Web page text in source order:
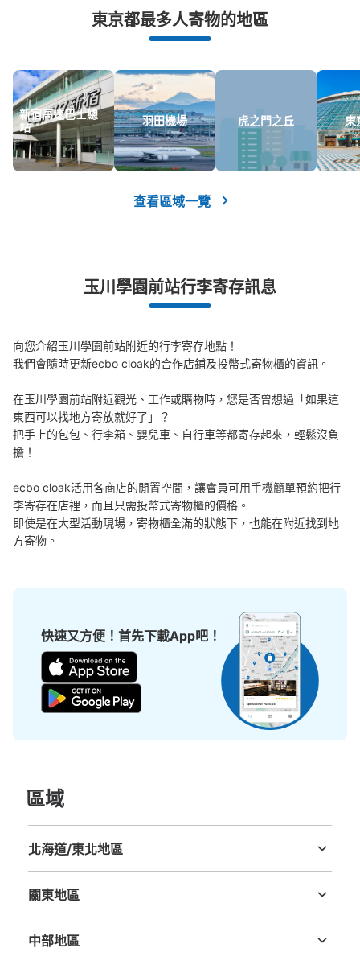
發生行李破損、被偷等狀況時安心有保障
東京都最多人寄物的地區
新宿高速巴士總
站
羽田機場 虎之門之丘 東
查看區域一覽
玉川學園前站行李寄存訊息
向您介紹玉川學園前站附近的行李寄存地點！
我們會隨時更新ecbo cloak的合作店鋪及投幣式寄物櫃的資訊。
在玉川學園前站附近觀光、工作或購物時，您是否曾想過「如果這
東西可以找地方寄放就好了」？
把手上的包包、行李箱、嬰兒車、自行車等都寄存起來，輕鬆沒負
擔！
ecbo cloak活用各商店的閒置空間，讓會員可用手機簡單預約把行
李寄存在店裡，而且只需投幣式寄物櫃的價格。
即使是在大型活動現場，寄物櫃全滿的狀態下，也能在附近找到地
方寄物。
快速又方便！首先下載App吧！
區域
北海道/東北地區
關東地區
中部地區